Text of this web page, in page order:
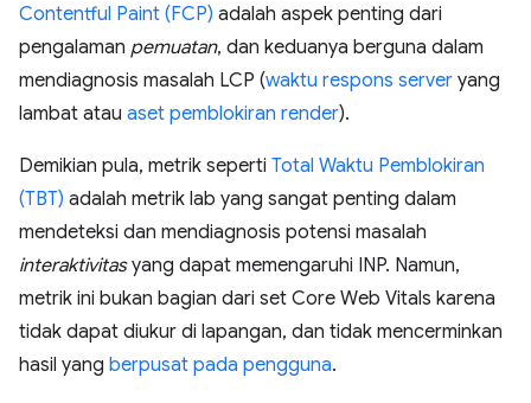
Contentful Paint (FCP) adalah aspek penting dari
pengalaman pemuatan, dan keduanya berguna dalam
mendiagnosis masalah LCP (waktu respons server yang
lambat atau aset pemblokiran render).
Demikian pula, metrik seperti Total Waktu Pemblokiran
(TBT) adalah metrik lab yang sangat penting dalam
mendeteksi dan mendiagnosis potensi masalah
interaktivitasyang dapat memengaruhi INP. Namun,
metrik ini bukan bagian dari set Core Web Vitals karena
tidak dapat diukur di lapangan, dan tidak mencerminkan
hasil yang berpusat pada pengguna.